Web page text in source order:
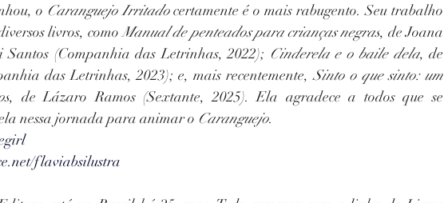
o Caranguejo Irritado certamente é o mais rabugento. Seu trabalho
livros, como Manual de penteados para crianças negras, de Joana
(Companhia das Letrinhas, 2022); Cinderela e o baile dela, de
das Letrinhas, 2023); e, mais recentemente, Sinto o que sinto: um
, de Lázaro Ramos (Sextante, 2025). Ela agradece a todos que se
nessa jornada para animar o Caranguejo.
flaviabsilustra